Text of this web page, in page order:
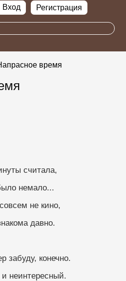
Вход Регистрация
время
считала,
немало...
не кино,
давно.
забуду, конечно.
неинтересный.